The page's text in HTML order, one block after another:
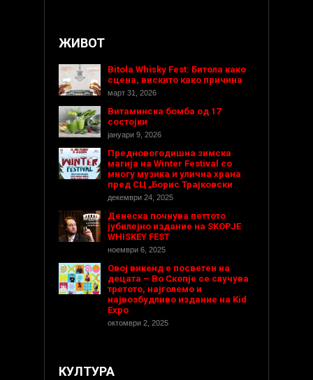
ЖИВОТ
Bitola Whisky Fest: Битола како
сцена, вискито како причина
март 31, 2026
Витаминска бомба од 17
состојки
јануари 9, 2026
Предновогодишнa зимска
магија на Winter Festival со
многу музика и улична храна
пред СЦ „Борис Трајковски
декември 24, 2025
Денеска почнува петтото
јубилејно издание на SKOPJE
WHISKEY FEST
ноември 6, 2025
Овој викенд е посветен на
децата – Во Скопје се случува
третото, најголемо и
највозбудливо издание на Kid
Expo
октомври 2, 2025
КУЛТУРА